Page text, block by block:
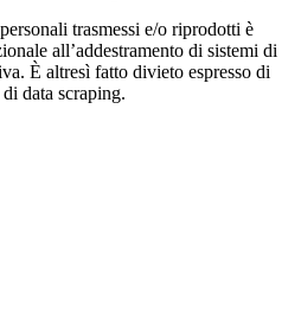
trasmessi e/o riprodotti è
all’addestramento di sistemi di
È altresì fatto divieto espresso di
data scraping.